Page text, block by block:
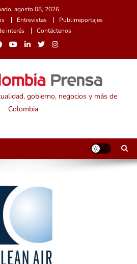
agosto 08, 2026
Entrevistas
Publirreportajes
interés
Contáctenos
gobierno, negocios y más de
Colombia